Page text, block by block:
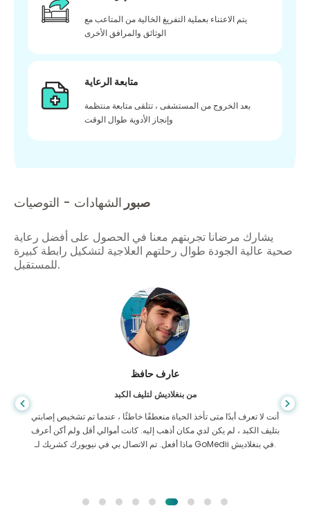
يتم الاعتناء بعملية التفريغ الخالية من المتاعب مع
الوثائق والمرافق الأخرى
متابعة الرعاية
بعد الخروج من المستشفى ، تتلقى متابعة منتظمة
وإنجاز الأدوية طوال الوقت
صبور الشهادات - التوصيات
يشارك مرضانا تجربتهم معنا في الحصول على أفضل رعاية
صحية عالية الجودة طوال رحلتهم العلاجية لتشكيل رابطة كبيرة
للمستقبل.
عارف حافظ
من بنغلاديش لتليف الكبد
أنت لا تعرف أبدًا متى تأخذ الحياة منعطفًا خاطئًا ، عندما تم تشخيص إصابتي
بتليف الكبد ، لم يكن لدي مكان أذهب إليه. كانت أموالي أقل ولم أكن أعرف
ماذا أفعل. تم الاتصال بي في نيويورك كشريك لـ GoMedii في بنغلاديش.